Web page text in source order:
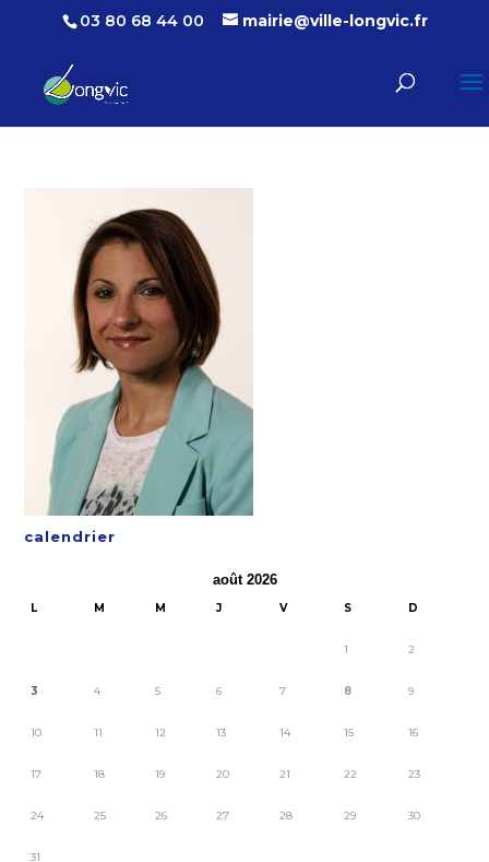
03 80 68 44 00 mairie@ville-longvic.fr
calendrier
août 2026
L M M J V S D
1 2
3 4 5 6 7 8 9
10 11 12 13 14 15 16
17 18 19 20 21 22 23
24 25 26 27 28 29 30
31